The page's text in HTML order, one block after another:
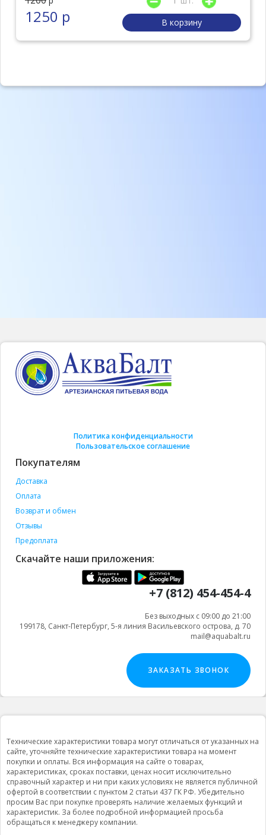
1250 р
В корзину
Политика конфиденциальности
Пользовательское соглашение
Покупателям
Доставка
Оплата
Возврат и обмен
Отзывы
Предоплата
Скачайте наши приложения:
+7 (812) 454-454-4
Без выходных с 09:00 до 21:00
199178, Санкт-Петербург, 5-я линия Васильевского острова, д. 70
mail@aquabalt.ru
ЗАКАЗАТЬ ЗВОНОК
Технические характеристики товара могут отличаться от указанных на
сайте, уточняйте технические характеристики товара на момент
покупки и оплаты. Вся информация на сайте о товарах,
характеристиках, сроках поставки, ценах носит исключительно
справочный характер и ни при каких условиях не является публичной
офертой в соответствии с пунктом 2 статьи 437 ГК РФ. Убедительно
просим Вас при покупке проверять наличие желаемых функций и
характеристик. За более подробной информацией просьба
обращаться к менеджеру компании.